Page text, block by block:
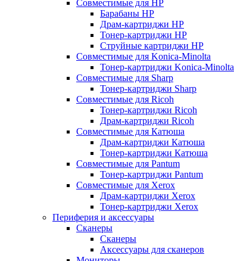
Совместимые для HP
Барабаны HP
Драм-картриджи HP
Тонер-картриджи HP
Струйные картриджи HP
Совместимые для Konica-Minolta
Тонер-картриджи Konica-Minolta
Совместимые для Sharp
Тонер-картриджи Sharp
Совместимые для Ricoh
Тонер-картриджи Ricoh
Драм-картриджи Ricoh
Совместимые для Катюша
Драм-картриджи Катюша
Тонер-картриджи Катюша
Совместимые для Pantum
Тонер-картриджи Pantum
Совместимые для Xerox
Драм-картриджи Xerox
Тонер-картриджи Xerox
Периферия и аксессуары
Сканеры
Сканеры
Аксессуары для сканеров